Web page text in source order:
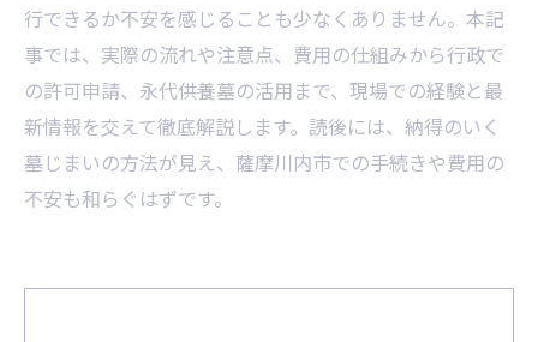
行できるか不安を感じることも少なくありません。本記
事では、実際の流れや注意点、費用の仕組みから行政で
の許可申請、永代供養墓の活用まで、現場での経験と最
新情報を交えて徹底解説します。読後には、納得のいく
墓じまいの方法が見え、薩摩川内市での手続きや費用の
不安も和らぐはずです。